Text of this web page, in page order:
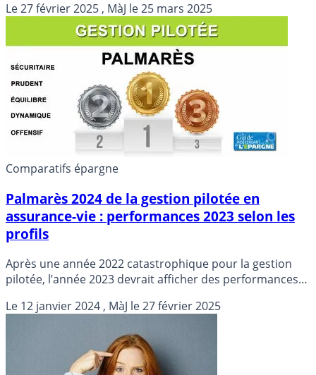
Le27 février 2025 , MàJ le25 mars 2025
Comparatifs épargne
Palmarès 2024 de la gestion pilotée en
assurance-vie : performances 2023 selon les
profils
Après une année 2022 catastrophique pour la gestion
pilotée, l’année 2023 devrait afficher des performances
d’investisseurs.
Le 12 janvier 2024 , MàJ le27 février 2025